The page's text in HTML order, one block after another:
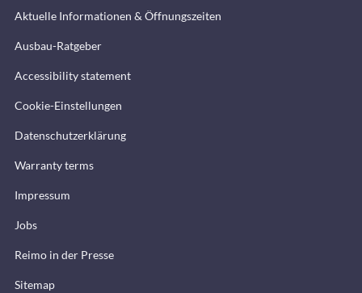
Aktuelle Informationen & Öffnungszeiten
Ausbau-Ratgeber
Accessibility statement
Cookie-Einstellungen
Datenschutzerklärung
Warranty terms
Impressum
Jobs
Reimo in der Presse
Sitemap